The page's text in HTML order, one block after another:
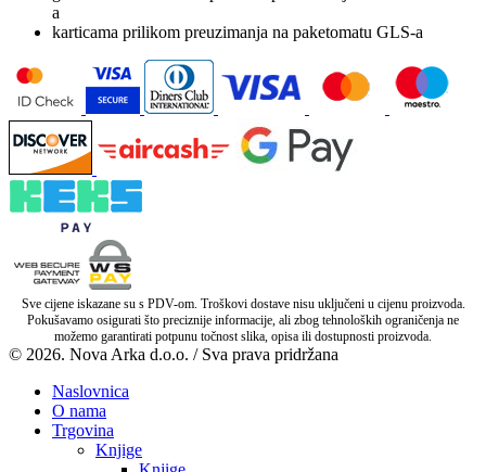
a
karticama prilikom preuzimanja na paketomatu GLS-a
Sve cijene iskazane su s PDV-om. Troškovi dostave nisu uključeni u cijenu proizvoda.
Pokušavamo osigurati što preciznije informacije, ali zbog tehnoloških ograničenja ne
možemo garantirati potpunu točnost slika, opisa ili dostupnosti proizvoda.
© 2026. Nova Arka d.o.o. / Sva prava pridržana
Naslovnica
O nama
Trgovina
Knjige